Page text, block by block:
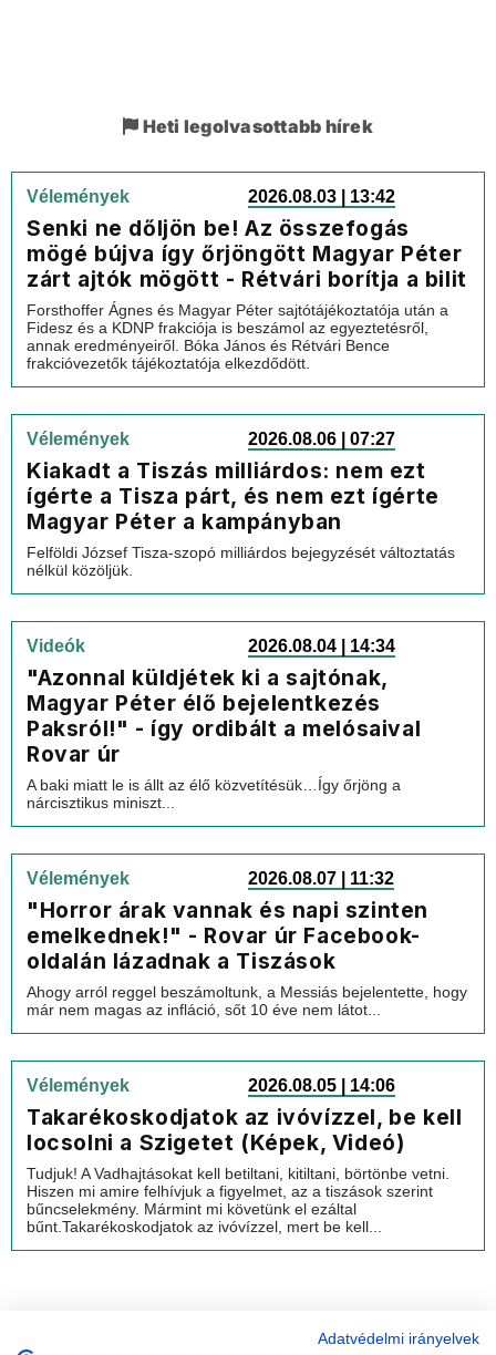
Heti legolvasottabb hírek
Vélemények 2026.08.03 | 13:42
Senki ne dőljön be! Az összefogás
mögé bújva így őrjöngött Magyar Péter
zárt ajtók mögött - Rétvári borítja a bilit
Forsthoffer Ágnes és Magyar Péter sajtótájékoztatója után a
Fidesz és a KDNP frakciója is beszámol az egyeztetésről,
annak eredményeiről. Bóka János és Rétvári Bence
frakcióvezetők tájékoztatója elkezdődött.
Vélemények 2026.08.06 | 07:27
Kiakadt a Tiszás milliárdos: nem ezt
ígérte a Tisza párt, és nem ezt ígérte
Magyar Péter a kampányban
Felföldi József Tisza-szopó milliárdos bejegyzését változtatás
nélkül közöljük.
Videók 2026.08.04 | 14:34
"Azonnal küldjétek ki a sajtónak,
Magyar Péter élő bejelentkezés
Paksról!" - így ordibált a melósaival
Rovar úr
A baki miatt le is állt az élő közvetítésük…Így őrjöng a
nárcisztikus miniszt...
Vélemények 2026.08.07 | 11:32
"Horror árak vannak és napi szinten
emelkednek!" - Rovar úr Facebook-
oldalán lázadnak a Tiszások
Ahogy arról reggel beszámoltunk, a Messiás bejelentette, hogy
már nem magas az infláció, sőt 10 éve nem látot...
Vélemények 2026.08.05 | 14:06
Takarékoskodjatok az ivóvízzel, be kell
locsolni a Szigetet (Képek, Videó)
Tudjuk! A Vadhajtásokat kell betiltani, kitiltani, börtönbe vetni.
Hiszen mi amire felhívjuk a figyelmet, az a tiszások szerint
bűncselekmény. Mármint mi követünk el ezáltal
bűnt.Takarékoskodjatok az ivóvízzel, mert be kell...
Adatvédelmi irányelvek